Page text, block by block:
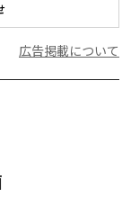
広告掲載について